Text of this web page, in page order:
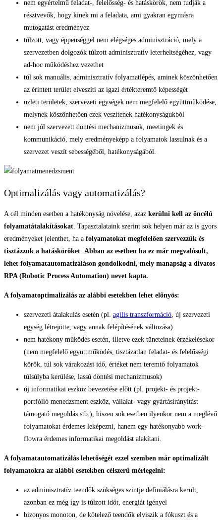
nem egyértelmű feladat-, felelősség- és hatáskörök, nem tudják a
résztvevők, hogy kinek mi a feladata, ami gyakran egymásra
mutogatást eredményez
túlzott, vagy éppenséggel nem elégséges adminisztráció, mely a
szervezetben dolgozók túlzott adminisztratív leterheltségéhez, vagy
ad-hoc működéshez vezethet
túl sok manuális, adminisztratív folyamatlépés, aminek köszönhetően
az érintett terület elveszíti az igazi értékteremtő képességét
üzleti területek, szervezeti egységek nem megfelelő együttműködése,
melynek köszönhetően ezek veszítenek hatékonyságukból
nem jól szervezett döntési mechanizmusok, meetingek és
kommunikáció, mely eredményeképp a folyamatok lassulnak és a
szervezet veszít sebességéből, hatékonyságából.
Optimalizálás vagy automatizálás?
A cél minden esetben a hatékonyság növelése, azaz kerülni kell az öncélú
folyamatátalakításokat. Tapasztalataink szerint sok helyen már az is gyors
eredményeket jelenthet, ha a folyamatokat megfelelően szervezzük és
tisztázzuk a hatásköröket. Abban az esetben ha ez már megvalósult,
lehet folyamatautomatizáláson gondolkodni, mely manapság a divatos
RPA (Robotic Process Automation) nevet kapta.
A folyamatoptimalizálás az alábbi esetekben lehet előnyös:
szervezeti átalakulás esetén (pl. agilis transzformáció, új szervezeti
egység létrejötte, vagy annak felépítésének változása)
nem hatékony működés esetén, illetve ezek tüneteinek érzékelésekor
(nem megfelelő együttműködés, tisztázatlan feladat- és felelősségi
körök, túl sok várakozási idő, értéket nem teremtő folyamatok
túlsúlyba kerülése, lassú döntési mechanizmusok)
új informatikai eszköz bevezetése előtt (pl. projekt- és projekt-
portfólió menedzsment eszköz, vállalat- vagy gyártásirányítást
támogató megoldás stb.), hiszen sok esetben ilyenkor nem a meglévő
folyamatokat érdemes leképezni, hanem egy hatékonyabb work-
flowra érdemes informatikai megoldást alakítani.
A folyamatautomatizálás lehetőségét ezzel szemben már optimalizált
folyamatokra az alábbi esetekben célszerű mérlegelni:
az adminisztratív teendők szükséges szintje definiálásra került,
azonban ez még így is túlzott időt, energiát igényel
bizonyos monoton, de kötelező teendők elviszik a fókuszt és a